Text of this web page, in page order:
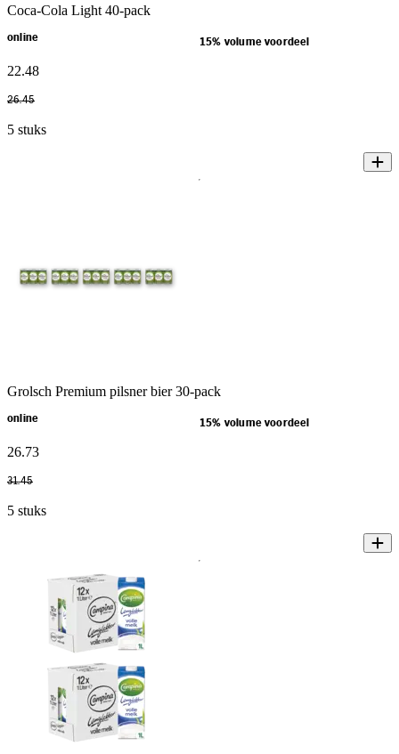
Coca-Cola Light 40-pack
online 15% volume voordeel
22.48
26.45
5 stuks
Grolsch Premium pilsner bier 30-pack
online 15% volume voordeel
26.73
31.45
5 stuks